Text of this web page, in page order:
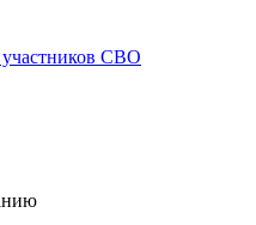
участников СВО